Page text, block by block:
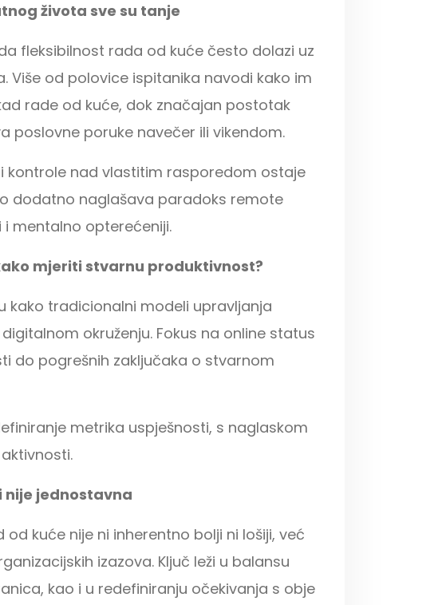
života sve su tanje
fleksibilnost rada od kuće često dolazi uz
Više od polovice ispitanika navodi kako im
rade od kuće, dok značajan postotak
poslovne poruke navečer ili vikendom.
kontrole nad vlastitim rasporedom ostaje
dodatno naglašava paradoks remote
i mentalno opterećeniji.
mjeriti stvarnu produktivnost?
kako tradicionalni modeli upravljanja
okruženju. Fokus na online status
do pogrešnih zaključaka o stvarnom
metrika uspješnosti, s naglaskom
nije jednostavna
kuće nije ni inherentno bolji ni lošiji, već
izazova. Ključ leži u balansu
kao i u redefiniranju očekivanja s obje